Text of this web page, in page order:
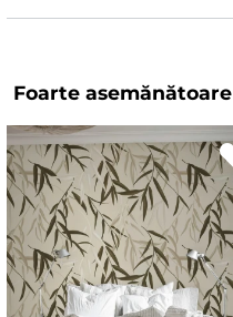
Foarte asemănătoare